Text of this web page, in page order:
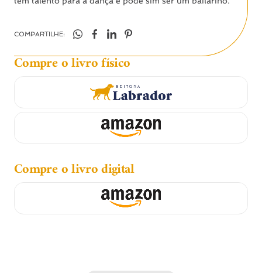
COMPARTILHE:
Compre o livro físico
Compre o livro digital